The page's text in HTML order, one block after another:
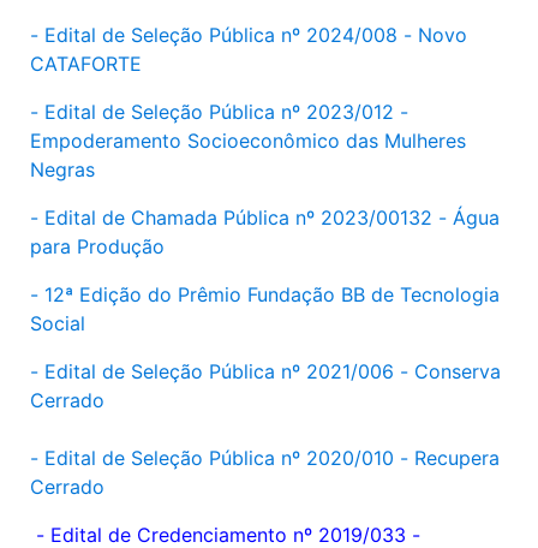
- Edital de Seleção Pública nº 2024/008 - Novo
CATAFORTE
- Edital de Seleção Pública nº 2023/012 -
Empoderamento Socioeconômico das Mulheres
Negras
- Edital de Chamada Pública nº 2023/00132 - Água
para Produção
- 12ª Edição do Prêmio Fundação BB de Tecnologia
Social
- Edital de Seleção Pública nº 2021/006 - Conserva
Cerrado
- Edital de Seleção Pública nº 2020/010 - Recupera
Cerrado
- Edital de Credenciamento nº 2019/033 -